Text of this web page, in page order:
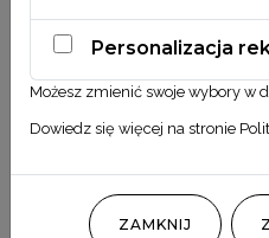
Mini
Personalizacja
Możesz zmienić swoje wybory w
Dowiedz się więcej na stronie
ZAMKNIJ